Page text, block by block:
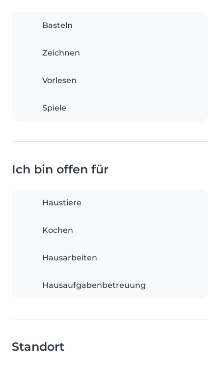
Basteln
Zeichnen
Vorlesen
Spiele
Ich bin offen für
Haustiere
Kochen
Hausarbeiten
Hausaufgabenbetreuung
Standort